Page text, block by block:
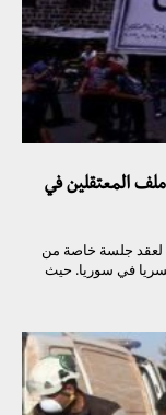
المعتقلين في
لعقد جلسة خاصة من
في سوريا. حيث